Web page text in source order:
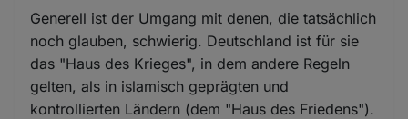
Generell ist der Umgang mit denen, die tatsächlich
noch glauben, schwierig. Deutschland ist für sie
das "Haus des Krieges", in dem andere Regeln
gelten, als in islamisch geprägten und
kontrollierten Ländern (dem "Haus des Friedens").